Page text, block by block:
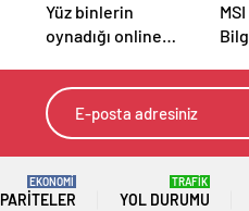
Yüz binlerin
oynadığı online
PARITELER
EKONOMİ
YOL DURUMU
TRAFİK